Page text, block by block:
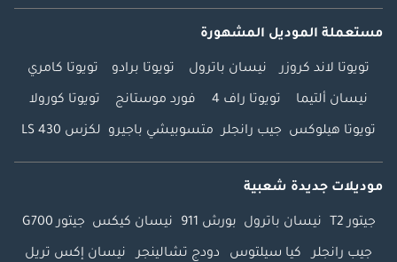
مستعملة الموديل المشهورة
تويوتا لاند كروزر نيسان باترول تويوتا برادو تويوتا كامري
نيسان ألتيما تويوتا راف 4 فورد موستانج تويوتا كورولا
تويوتا هيلوكس جيب رانجلر متسوبيشي باجيرو لكزس LS 430
موديلات جديدة شعبية
جيتور T2 نيسان باترول بورش 911 نيسان كيكس جيتور G700
جيب رانجلر كيا سيلتوس دودج تشالينجر نيسان إكس تريل